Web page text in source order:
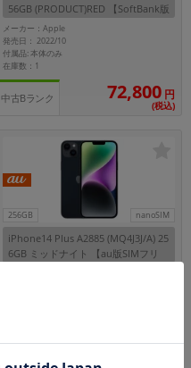
56GB (PRODUCT)RED 【SoftBank版
SIMフリー】
メーカー：Apple
発売日： 2022/10
付属品: 本体のみ
在庫数：1
中古Bランク 72,800 円
(税込)
256GB nanoSIM
iPhone14 Plus A2885 (MQ4J3J/A) 25
6GB ミッドナイト 【au版SIMフリ
中古Bランク